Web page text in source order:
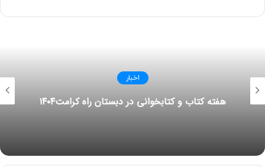
اخبار
هفته کتاب و کتابخوانی در دبستان راه کرامت۱۴۰۴